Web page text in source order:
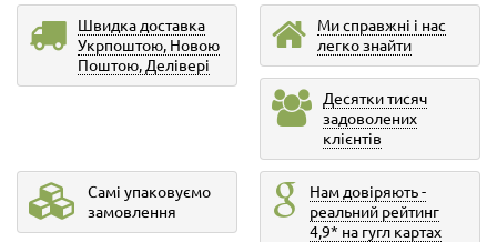
Швидка доставка
Укрпоштою, Новою
Поштою, Делівері
Ми справжні і нас
легко знайти
Десятки тисяч
задоволених
клієнтів
Самі упаковуємо
замовлення
Нам довіряють -
реальний рейтинг
4,9* на гугл картах